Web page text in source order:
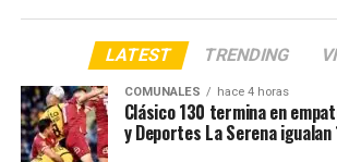
LATEST TRENDING
COMUNALES hace 4 horas
Clásico 130 termina en
y Deportes La Serena igualan